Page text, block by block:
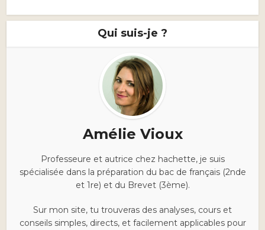
Qui suis-je ?
Amélie Vioux
Professeure et autrice chez hachette, je suis
spécialisée dans la préparation du bac de français (2nde
et 1re) et du Brevet (3ème).
Sur mon site, tu trouveras des analyses, cours et
conseils simples, directs, et facilement applicables pour